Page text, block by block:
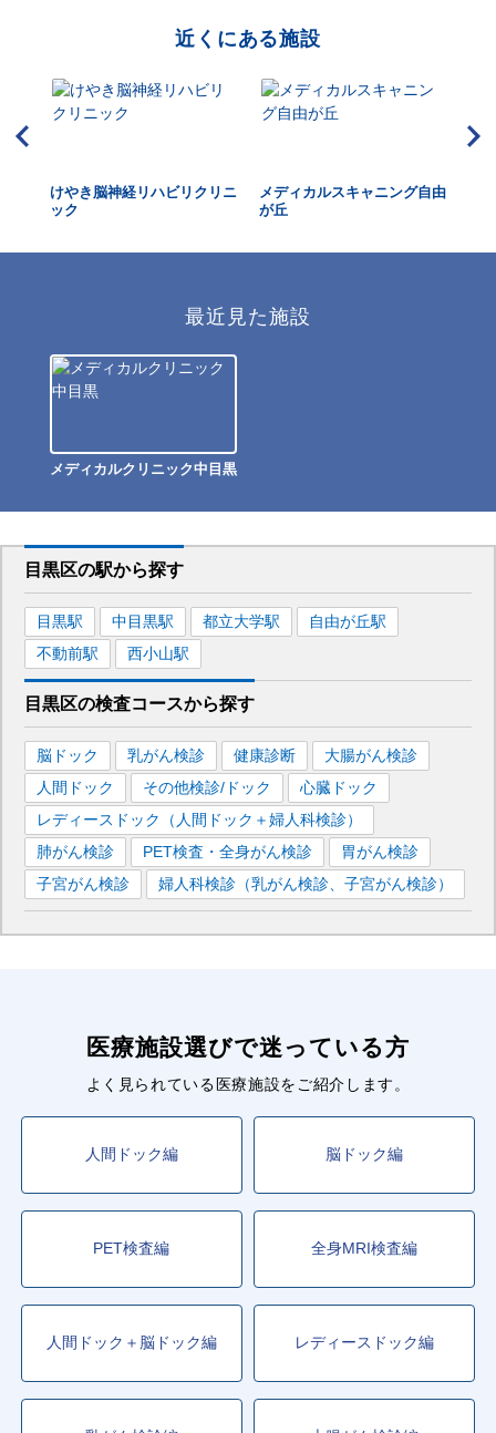
近くにある施設
けやき脳神経リハビリクリニ
ック
メディカルスキャニング自由
が丘
最近見た施設
メディカルクリニック中目黒
目黒区の駅から探す
目黒駅 中目黒駅 都立大学駅 自由が丘駅
不動前駅 西小山駅
目黒区の検査コースから探す
脳ドック 乳がん検診 健康診断
大腸がん検診
人間ドック
その他検診/ドック
心臓ドック
レディースドック（人間ドック＋婦人科検診）
肺がん検診
PET検査・全身がん検診
胃がん検診
子宮がん検診
婦人科検診（乳がん検診、子宮がん検診）
医療施設選びで迷っている方
よく見られている医療施設をご紹介します。
人間ドック編 脳ドック編
PET検査編 全身MRI検査編
人間ドック＋脳ドック編 レディースドック編